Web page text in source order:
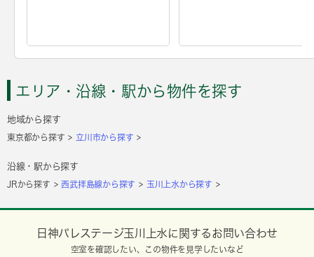
エリア・沿線・駅から物件を探す
地域から探す
東京都から探す 立川市から探す
沿線・駅から探す
JRから探す 西武拝島線から探す 玉川上水から探す
日神パレステージ玉川上水に関するお問い合わせ
空室を確認したい、この物件を見学したいなど